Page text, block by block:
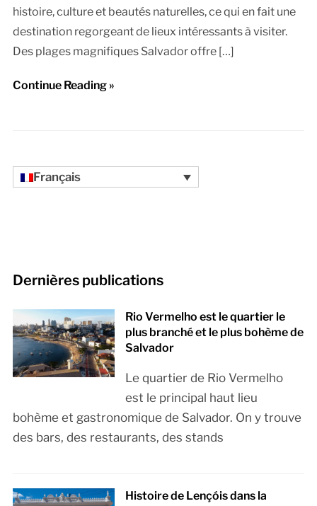
histoire, culture et beautés naturelles, ce qui en fait une
destination regorgeant de lieux intéressants à visiter.
Des plages magnifiques Salvador offre […]
Continue Reading »
Français
Dernières publications
Rio Vermelho est le quartier le
plus branché et le plus bohème de
Salvador
Le quartier de Rio Vermelho
est le principal haut lieu
bohème et gastronomique de Salvador. On y trouve
des bars, des restaurants, des stands
Histoire de Lençóis dans la